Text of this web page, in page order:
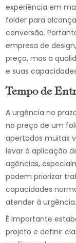
experiência em
folder para
conversão.
empresa de
preço, mas a
e suas
Tempo de
A urgência no
no preço de um
apertados muitas
levar à aplicação
agências,
podem priorizar
capacidades
atender à urgência.
É importante
projeto e definir